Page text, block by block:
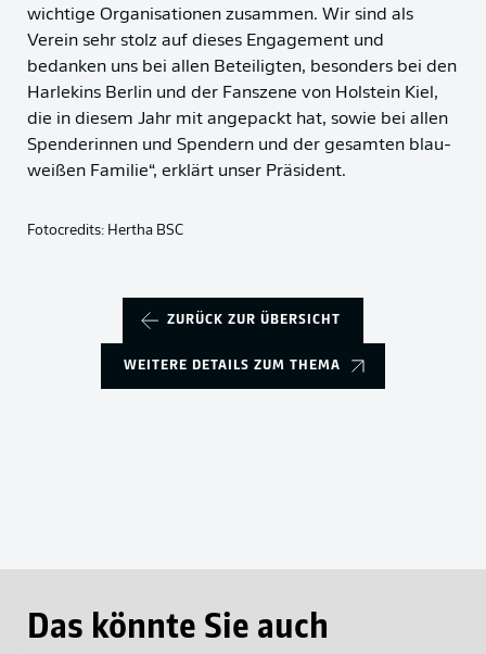
wichtige Organisationen zusammen. Wir sind als
Verein sehr stolz auf dieses Engagement und
bedanken uns bei allen Beteiligten, besonders bei den
Harlekins Berlin und der Fanszene von Holstein Kiel,
die in diesem Jahr mit angepackt hat, sowie bei allen
Spenderinnen und Spendern und der gesamten blau-
weißen Familie“, erklärt unser Präsident.
Fotocredits: Hertha BSC
ZURÜCK ZUR ÜBERSICHT
WEITERE DETAILS ZUM THEMA
Das könnte Sie auch